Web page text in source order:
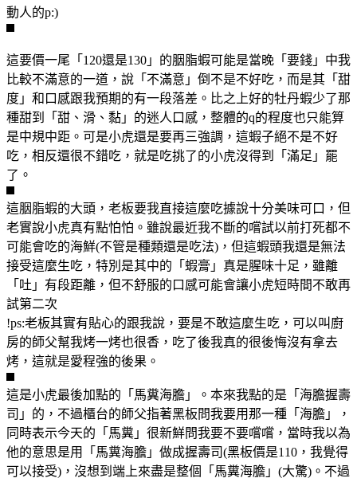
動人的p:)
這要價一尾「120還是130」的胭脂蝦可能是當晚「要錢」中我
比較不滿意的一道，說「不滿意」倒不是不好吃，而是其「甜
度」和口感跟我預期的有一段落差。比之上好的牡丹蝦少了那
種甜到「甜、滑、黏」的迷人口感，整體的q的程度也只能算
是中規中距。可是小虎還是要再三強調，這蝦子絕不是不好
吃，相反還很不錯吃，就是吃挑了的小虎沒得到「滿足」罷
了。
這胭脂蝦的大頭，老板要我直接這麼吃據說十分美味可口，但
老實說小虎真有點怕怕。雖說最近我不斷的嚐試以前打死都不
可能會吃的海鮮(不管是種類還是吃法)，但這蝦頭我還是無法
接受這麼生吃，特別是其中的「蝦膏」真是腥味十足，雖離
「吐」有段距離，但不舒服的口感可能會讓小虎短時間不敢再
試第二次
!ps:老板其實有貼心的跟我說，要是不敢這麼生吃，可以叫廚
房的師父幫我烤一烤也很香，吃了後我真的很後悔沒有拿去
烤，這就是愛程強的後果。
這是小虎最後加點的「馬糞海膽」。本來我點的是「海膽握壽
司」的，不過櫃台的師父指著黑板問我要用那一種「海膽」，
同時表示今天的「馬糞」很新鮮問我要不要嚐嚐，當時我以為
他的意思是用「馬糞海膽」做成握壽司(黑板價是110，我覺得
可以接受)，沒想到端上來盡是整個「馬糞海膽」(大驚)。不過